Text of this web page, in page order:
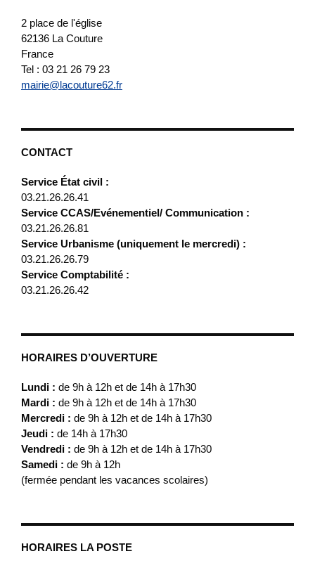
2 place de l'église
62136 La Couture
France
Tel : 03 21 26 79 23
mairie@lacouture62.fr
CONTACT
Service État civil :
03.21.26.26.41
Service CCAS/Evénementiel/ Communication :
03.21.26.26.81
Service Urbanisme (uniquement le mercredi) :
03.21.26.26.79
Service Comptabilité :
03.21.26.26.42
HORAIRES D’OUVERTURE
Lundi : de 9h à 12h et de 14h à 17h30
Mardi : de 9h à 12h et de 14h à 17h30
Mercredi : de 9h à 12h et de 14h à 17h30
Jeudi : de 14h à 17h30
Vendredi : de 9h à 12h et de 14h à 17h30
Samedi : de 9h à 12h
(fermée pendant les vacances scolaires)
HORAIRES LA POSTE